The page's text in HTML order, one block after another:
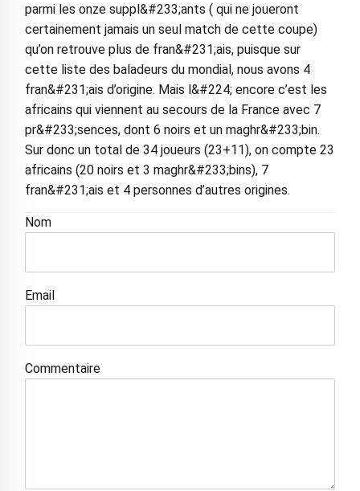
parmi les onze suppl&#233;ants ( qui ne joueront
certainement jamais un seul match de cette coupe)
qu’on retrouve plus de fran&#231;ais, puisque sur
cette liste des baladeurs du mondial, nous avons 4
fran&#231;ais d’origine. Mais l&#224; encore c’est les
africains qui viennent au secours de la France avec 7
pr&#233;sences, dont 6 noirs et un maghr&#233;bin.
Sur donc un total de 34 joueurs (23+11), on compte 23
africains (20 noirs et 3 maghr&#233;bins), 7
fran&#231;ais et 4 personnes d’autres origines.
Nom
Email
Commentaire